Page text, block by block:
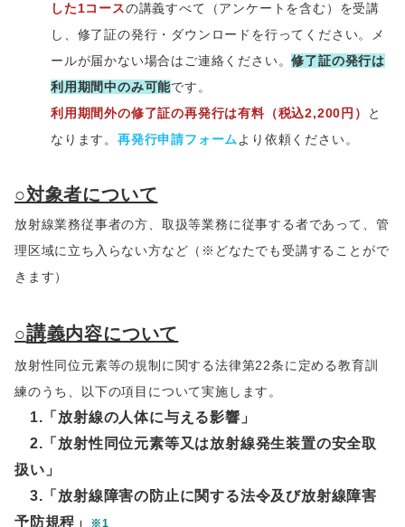
した1コースの講義すべて（アンケートを含む）を受講
し、修了証の発行・ダウンロードを行ってください。メ
ールが届かない場合はご連絡ください。修了証の発行は
利用期間中のみ可能です。
利用期間外の修了証の再発行は有料（税込2,200円）
と
なります。 再発行申請フォーム より依頼ください。
○対象者について
放射線業務従事者の方、取扱等業務に従事する者であって、管
理区域に立ち入らない方など（※どなたでも受講することがで
きます）
○講義内容について
放射性同位元素等の規制に関する法律第22条に定める教育訓
練のうち、以下の項目について実施します。
1.「放射線の人体に与える影響」
2.「放射性同位元素等又は放射線発生装置の安全取
扱い」
3.「放射線障害の防止に関する法令及び放射線障害
予防規程」
※1